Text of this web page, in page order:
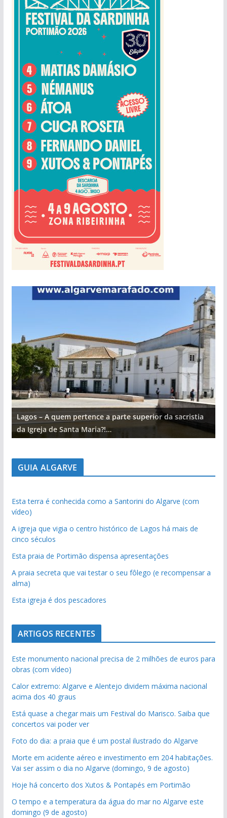
Lagos – A quem pertence a parte superior da sacristia
da Igreja de Santa Maria?!…
GUIA ALGARVE
Esta terra é conhecida como a Santorini do Algarve (com
vídeo)
A igreja que vigia o centro histórico de Lagos há mais de
cinco séculos
Esta praia de Portimão dispensa apresentações
A praia secreta que vai testar o seu fôlego (e recompensar a
alma)
Esta igreja é dos pescadores
ARTIGOS RECENTES
Este monumento nacional precisa de 2 milhões de euros para
obras (com vídeo)
Calor extremo: Algarve e Alentejo dividem máxima nacional
acima dos 40 graus
Está quase a chegar mais um Festival do Marisco. Saiba que
concertos vai poder ver
Foto do dia: a praia que é um postal ilustrado do Algarve
Morte em acidente aéreo e investimento em 204 habitações.
Vai ser assim o dia no Algarve (domingo, 9 de agosto)
Hoje há concerto dos Xutos & Pontapés em Portimão
O tempo e a temperatura da água do mar no Algarve este
domingo (9 de agosto)